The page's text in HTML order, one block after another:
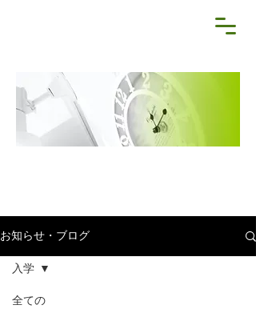
お知らせ・ブログ
全ての
入学